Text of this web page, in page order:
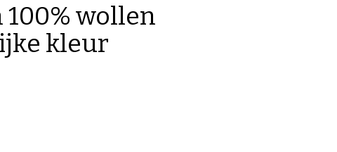
wollen
kleur